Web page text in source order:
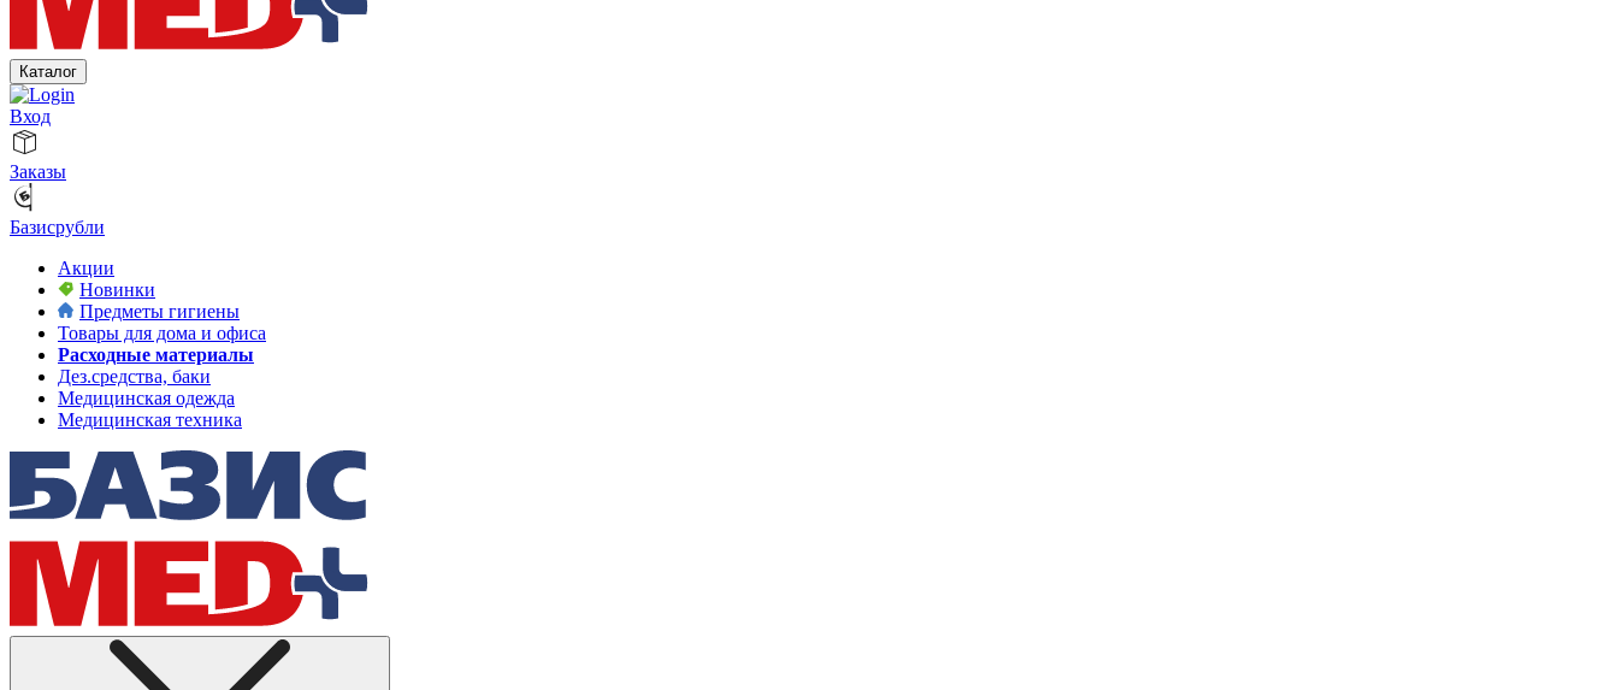
Каталог
Вход
Заказы
Базисрубли
Акции
Новинки
Предметы гигиены
Товары для дома и офиса
Расходные материалы
Дез.средства, баки
Медицинская одежда
Медицинская техника